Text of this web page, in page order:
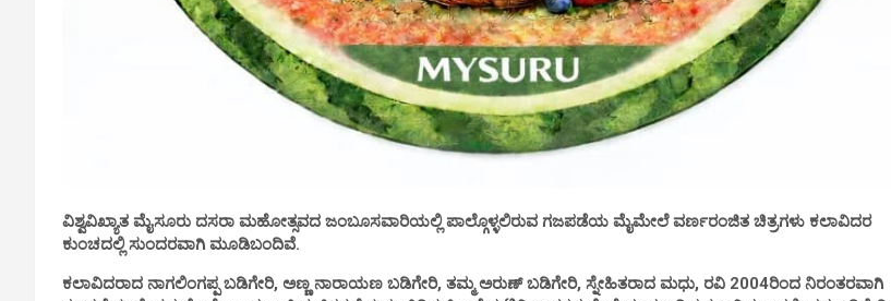
ವಿಶ್ವವಿಖ್ಯಾತ ಮೈಸೂರು ದಸರಾ ಮಹೋತ್ಸವದ ಜಂಬೂಸವಾರಿಯಲ್ಲಿ ಪಾಲ್ಗೊಳ್ಳಲಿರುವ ಗಜಪಡೆಯ ಮೈಮೇಲೆ ವರ್ಣರಂಜಿತ ಚಿತ್ರಗಳು ಕಲಾವಿದರ
ಕುಂಚದಲ್ಲಿ ಸುಂದರವಾಗಿ ಮೂಡಿಬಂದಿವೆ.
ಕಲಾವಿದರಾದ ನಾಗಲಿಂಗಪ್ಪ ಬಡಿಗೇರಿ, ಅಣ್ಣ ನಾರಾಯಣ ಬಡಿಗೇರಿ, ತಮ್ಮ ಅರುಣ್ ಬಡಿಗೇರಿ, ಸ್ನೇಹಿತರಾದ ಮಧು, ರವಿ 2004ರಿಂದ ನಿರಂತರವಾಗಿ